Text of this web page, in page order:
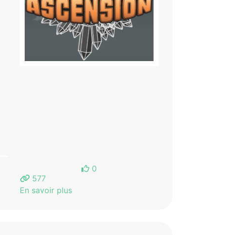
0
577
En savoir plus